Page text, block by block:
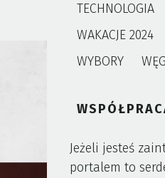
TECHNOLOGIA
WAKACJE 2024
WYBORY
Jeżeli jesteś
portalem to